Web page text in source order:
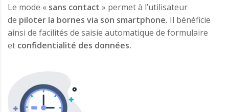
Le mode « sans contact » permet à l’utilisateur
de piloter la bornes via son smartphone. Il bénéficie
ainsi de facilités de saisie automatique de formulaire
et confidentialité des données.